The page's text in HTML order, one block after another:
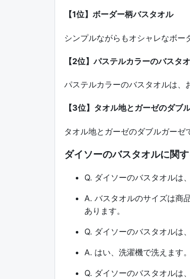
【1位】ボーダー柄バスタオル
シンプルながらもオシャレなボー
【2位】パステルカラーのバスタ
パステルカラーのバスタオルは、
【3位】タオル地とガーゼのダブ
タオル地とガーゼのダブルガーゼ
ダイソーのバスタオルに関
Q. ダイソーのバスタオルは
A. バスタオルのサイズは商
あります。
Q. ダイソーのバスタオルは
A. はい、洗濯機で洗えます
Q. ダイソーのバスタオルは